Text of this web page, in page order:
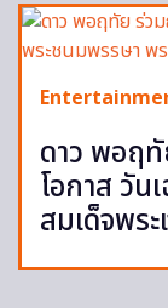
ดาว พอฤ
โอกาส วัน
สมเด็จพร